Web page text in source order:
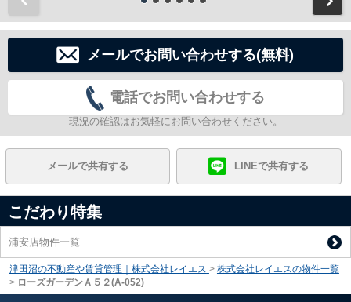
メールでお問い合わせする(無料)
電話でお問い合わせする
現況の確認はお気軽にお問い合わせください。
メールで共有する LINEで共有する
こだわり特集
浦安店物件一覧
津田沼の不動産や賃貸管理｜株式会社レイエス > 株式会社レイエスの物件一覧
> ローズガーデンＡ５２(A-052)